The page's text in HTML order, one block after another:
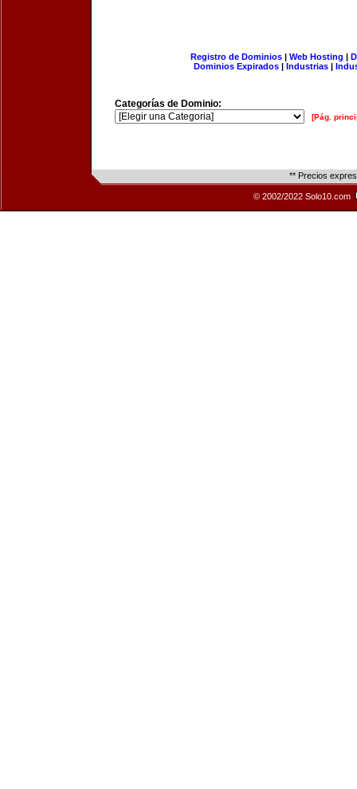
Registro de Dominios| Web Hosting |
Dominios Expirados | Industrias |
Categorías de Dominio:
[Pág.
** Precios
© 2002/2022 Solo10.com